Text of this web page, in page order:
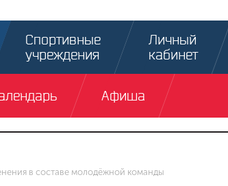
Спортивные
учреждения
Личный
кабинет
Афиша
в составе молодёжной команды